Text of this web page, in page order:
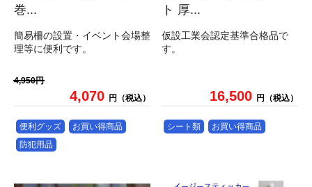
巻...
簡易柵の設置・イベント会場整
理等に便利です。
4,950円
4,070 円（税込）
便利グッズ
お買い得商品
防犯用品
ト 厚...
仮設工業会認定基準合格品で
す。
16,500 円（税込）
シート類 お買い得商品